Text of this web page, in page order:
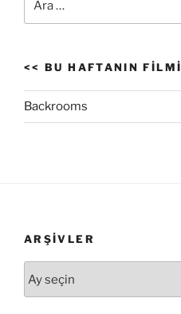
<< BU HAFTANIN
Backrooms
ARŞIVLER